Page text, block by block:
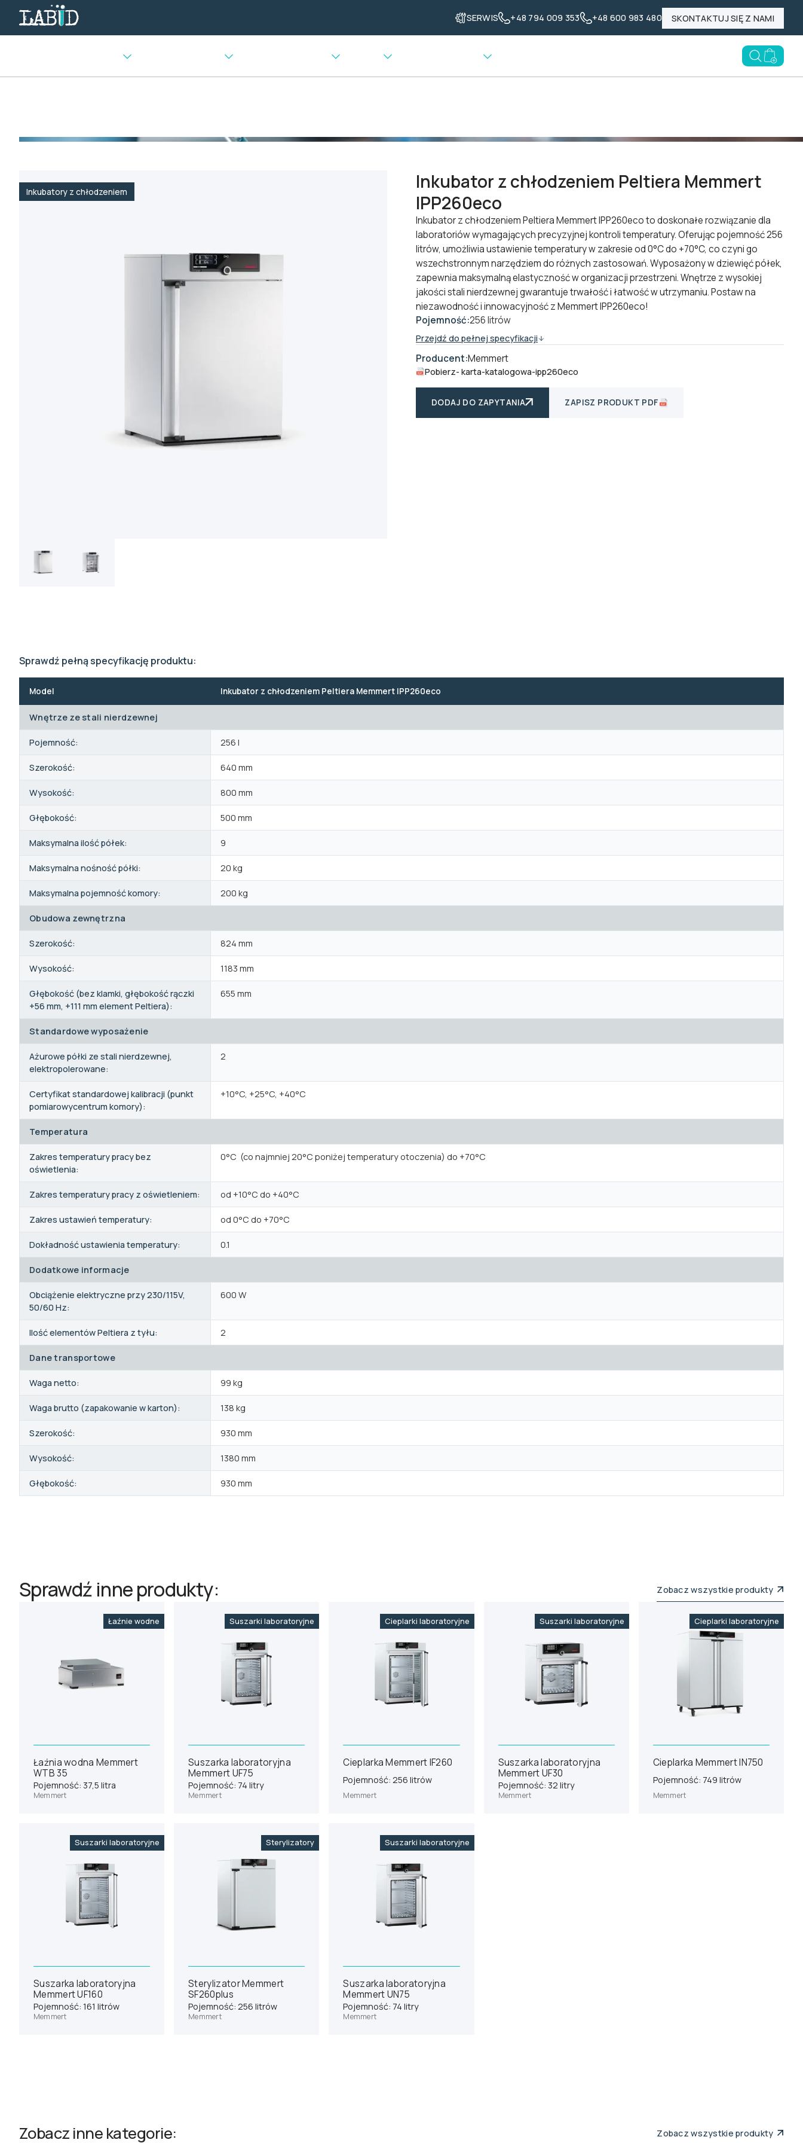
SERWIS +48 794 009 353 +48 600 983 480 SKONTAKTUJ SIĘ Z NAMI
OpenGo to
Inkubatory z chłodzeniem
Inkubator z chłodzeniem Peltiera Memmert
IPP260eco
Inkubator z chłodzeniem Peltiera Memmert IPP260eco to doskonałe rozwiązanie dla
laboratoriów wymagających precyzyjnej kontroli temperatury. Oferując pojemność 256
litrów, umożliwia ustawienie temperatury w zakresie od 0°C do +70°C, co czyni go
wszechstronnym narzędziem do różnych zastosowań. Wyposażony w dziewięć półek,
zapewnia maksymalną elastyczność w organizacji przestrzeni. Wnętrze z wysokiej
jakości stali nierdzewnej gwarantuje trwałość i łatwość w utrzymaniu. Postaw na
niezawodność i innowacyjność z Memmert IPP260eco!
Pojemność:256 litrów
Przejdź do pełnej specyfikacji
Producent:Memmert
Pobierz- karta-katalogowa-ipp260eco
DODAJ DO ZAPYTANIA ZAPISZ PRODUKT PDF
Sprawdź pełną specyfikację produktu:
Model Inkubator z chłodzeniem Peltiera Memmert IPP260eco
Wnętrze ze stali nierdzewnej
Pojemność: 256 l
Szerokość: 640 mm
Wysokość: 800 mm
Głębokość: 500 mm
Maksymalna ilość półek: 9
Maksymalna nośność półki: 20 kg
Maksymalna pojemność komory: 200 kg
Obudowa zewnętrzna
Szerokość: 824 mm
Wysokość: 1183 mm
Głębokość (bez klamki, głębokość rączki
+56 mm, +111 mm element Peltiera):
655 mm
Standardowe wyposażenie
Ażurowe półki ze stali nierdzewnej,
elektropolerowane:
2
Certyfikat standardowej kalibracji (punkt
pomiarowycentrum komory):
+10°C, +25°C, +40°C
Temperatura
Zakres temperatury pracy bez
oświetlenia:
0°C (co najmniej 20°C poniżej temperatury otoczenia) do +70°C
Zakres temperatury pracy z oświetleniem: od +10°C do +40°C
Zakres ustawień temperatury: od 0°C do +70°C
Dokładność ustawienia temperatury: 0.1
Dodatkowe informacje
Obciążenie elektryczne przy 230/115V,
50/60 Hz:
600 W
Ilość elementów Peltiera z tyłu: 2
Dane transportowe
Waga netto: 99 kg
Waga brutto (zapakowanie w karton): 138 kg
Szerokość: 930 mm
Wysokość: 1380 mm
Głębokość: 930 mm
Sprawdź inne produkty: Zobacz wszystkie produkty
Łaźnie wodne
Łaźnia wodna Memmert
WTB 35
Pojemność: 37,5 litra
Memmert
Suszarki laboratoryjne
Suszarka laboratoryjna
Memmert UF75
Pojemność: 74 litry
Memmert
Cieplarki laboratoryjne
Cieplarka Memmert IF260
Pojemność: 256 litrów
Memmert
Suszarki laboratoryjne
Suszarka laboratoryjna
Memmert UF30
Pojemność: 32 litry
Memmert
Cieplarki laboratoryjne
Cieplarka Memmert IN750
Pojemność: 749 litrów
Memmert
Suszarki laboratoryjne
Suszarka laboratoryjna
Memmert UF160
Pojemność: 161 litrów
Memmert
Sterylizatory
Sterylizator Memmert
SF260plus
Pojemność: 256 litrów
Memmert
Suszarki laboratoryjne
Suszarka laboratoryjna
Memmert UN75
Pojemność: 74 litry
Memmert
Zobacz inne kategorie: Zobacz wszystkie produkty